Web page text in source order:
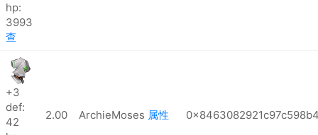
hp:
3993
查
+3
def:
42
2.00 ArchieMoses 属性